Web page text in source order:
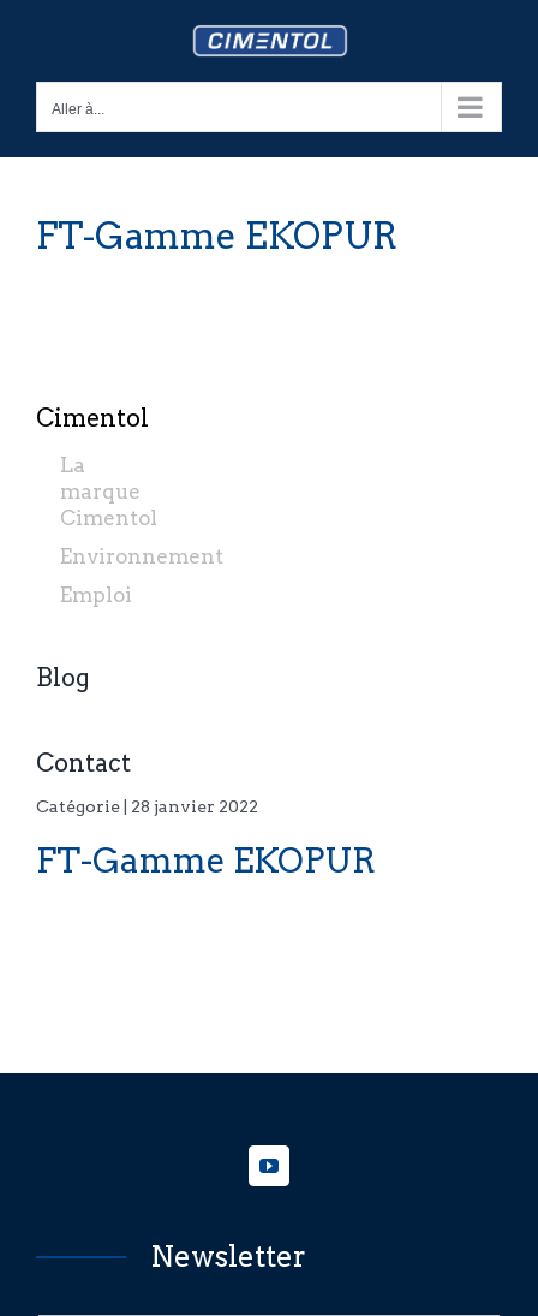
Aller à...
FT-Gamme EKOPUR
Cimentol
La
marque
Cimentol
Environnement
Emploi
Blog
Contact
Catégorie | 28 janvier 2022
FT-Gamme EKOPUR
Newsletter